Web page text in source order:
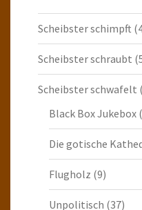
Scheibster schimpft
Scheibster schraubt
Scheibster schwafelt
Black Box Jukebox
Die gotische
Flugholz (9)
Unpolitisch (37)